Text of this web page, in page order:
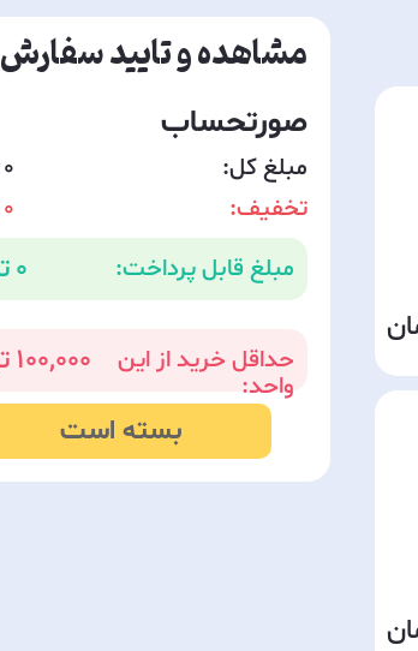
مشاهده و تایید سفارش
صورتحساب
مبلغ کل:
0
تخفیف:
0
مبلغ قابل پرداخت:
0
حداقل خرید از این
واحد:
100,000
بسته است